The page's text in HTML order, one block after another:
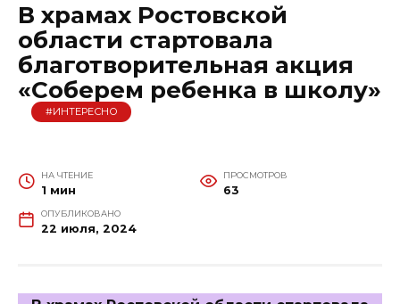
В храмах Ростовской
области стартовала
благотворительная акция
«Соберем ребенка в школу»
#ИНТЕРЕСНО
НА ЧТЕНИЕ
1 мин
ПРОСМОТРОВ
63
ОПУБЛИКОВАНО
22 июля, 2024